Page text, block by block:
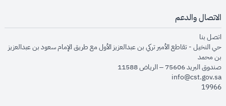
الاتصال والدعم
اتصل بنا
حي النخيل - تقاطع الأمير تركي بن عبدالعزيز الأول مع طريق الإمام سعود بن عبدالعزيز
بن محمد
صندوق البريد 75606 – الرياض 11588
info@cst.gov.sa
19966